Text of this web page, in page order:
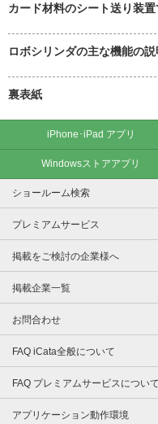
カード材料のシート送り装置
ロボシリンダの主な機能の説
裏表紙
iPhone･iPad アプリ
Windowsストアアプリ
ショールーム検索
プレミアムサービス
掲載をご検討の企業様へ
掲載企業一覧
お問合わせ
FAQ iCata全般について
FAQ プレミアムサービスについて
アプリケーション動作環境